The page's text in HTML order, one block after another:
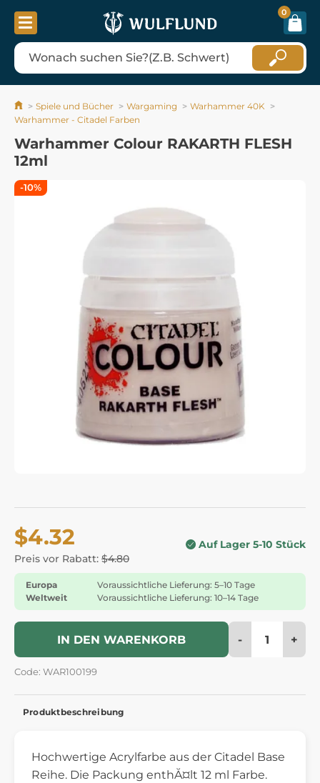
0
Spiele und Bücher Wargaming
Warhammer 40K
Warhammer - Citadel Farben
Warhammer Colour RAKARTH FLESH
12ml
$4.32
Preis vor Rabatt: $4.80
Auf Lager 5-10 Stück
Europa
Voraussichtliche Lieferung: 5–10 Tage
Weltweit
Voraussichtliche Lieferung: 10–14 Tage
IN DEN WARENKORB - +
Code: WAR100199
-10%
Produktbeschreibung
Hochwertige Acrylfarbe aus der Citadel Base
Reihe. Die Packung enthĂ¤lt 12 ml Farbe.